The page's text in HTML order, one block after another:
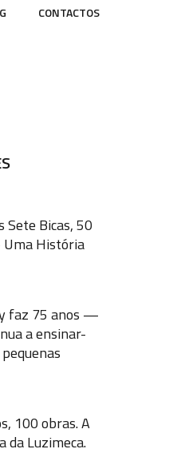
CONTACTOS
Sete Bicas, 50
Uma História
faz 75 anos —
a ensinar-
100 obras. A
da Luzimeca.